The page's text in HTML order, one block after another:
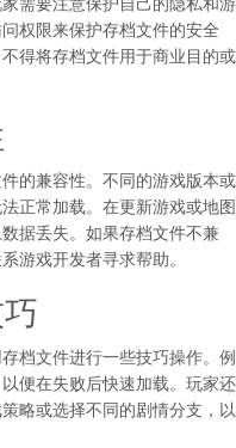
权限来保护存档文件的安全
得将存档文件用于商业目的或
的兼容性。不同的游戏版本或
正常加载。在更新游戏或地图
据丢失。如果存档文件不兼
游戏开发者寻求帮助。
档文件进行一些技巧操作。例
便在失败后快速加载。玩家还
略或选择不同的剧情分支，以